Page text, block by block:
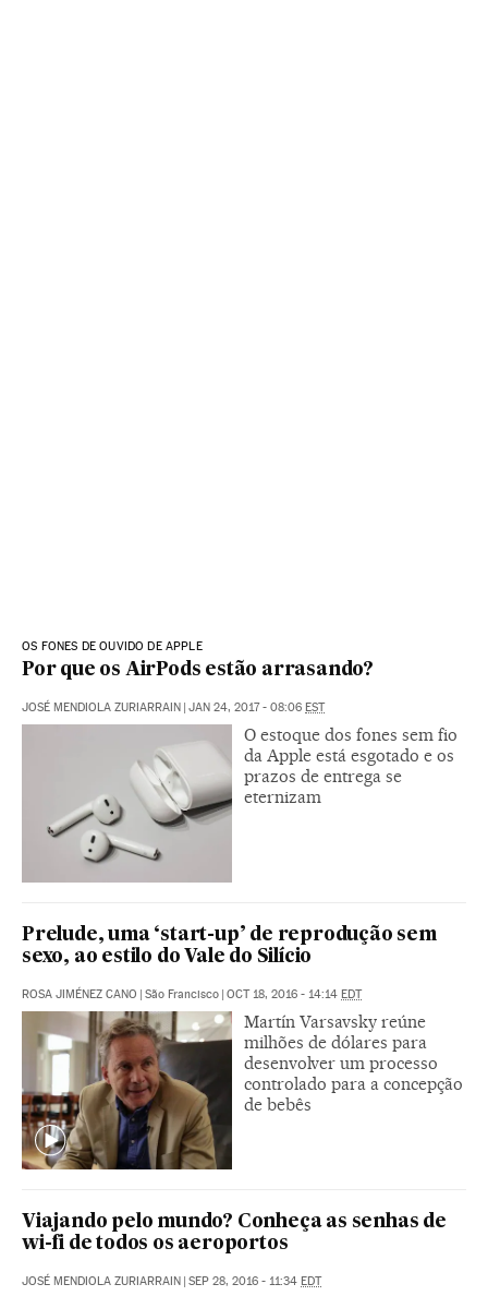
OS FONES DE OUVIDO DE APPLE
Por que os AirPods estão arrasando?
JOSÉ MENDIOLA ZURIARRAIN | JAN 24, 2017 - 08:06 EST
O estoque dos fones sem fio
da Apple está esgotado e os
prazos de entrega se
eternizam
Prelude, uma ‘start-up’ de reprodução sem
sexo, ao estilo do Vale do Silício
ROSA JIMÉNEZ CANO | São Francisco | OCT 18, 2016 - 14:14 EDT
Martín Varsavsky reúne
milhões de dólares para
desenvolver um processo
controlado para a concepção
de bebês
Viajando pelo mundo? Conheça as senhas de
wi-fi de todos os aeroportos
JOSÉ MENDIOLA ZURIARRAIN | SEP 28, 2016 - 11:34 EDT